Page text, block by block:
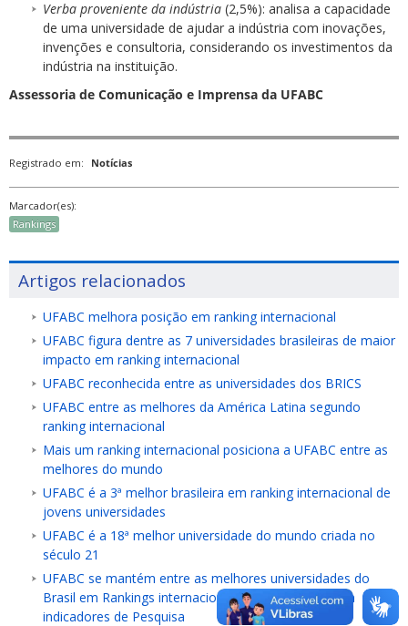
Verba proveniente da indústria (2,5%): analisa a capacidade
de uma universidade de ajudar a indústria com inovações,
invenções e consultoria, considerando os investimentos da
indústria na instituição.
Assessoria de Comunicação e Imprensa da UFABC
Registrado em: Notícias
Marcador(es):
Rankings
Artigos relacionados
UFABC melhora posição em ranking internacional
UFABC figura dentre as 7 universidades brasileiras de maior
impacto em ranking internacional
UFABC reconhecida entre as universidades dos BRICS
UFABC entre as melhores da América Latina segundo
ranking internacional
Mais um ranking internacional posiciona a UFABC entre as
melhores do mundo
UFABC é a 3ª melhor brasileira em ranking internacional de
jovens universidades
UFABC é a 18ª melhor universidade do mundo criada no
século 21
UFABC se mantém entre as melhores universidades do
Brasil em Rankings internacionais, com destaque em
indicadores de Pesquisa